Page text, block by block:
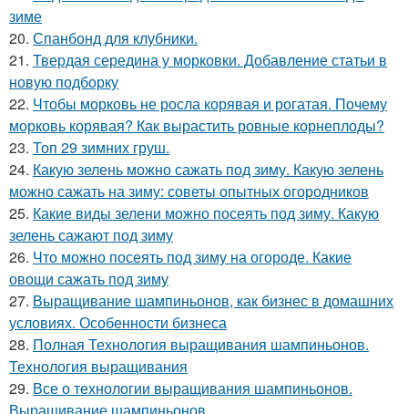
зиме
20. Спанбонд для клубники.
21. Твердая середина у морковки. Добавление статьи в
новую подборку
22. Чтобы морковь не росла корявая и рогатая. Почему
морковь корявая? Как вырастить ровные корнеплоды?
23. Топ 29 зимних груш.
24. Какую зелень можно сажать под зиму. Какую зелень
можно сажать на зиму: советы опытных огородников
25. Какие виды зелени можно посеять под зиму. Какую
зелень сажают под зиму
26. Что можно посеять под зиму на огороде. Какие
овощи сажать под зиму
27. Выращивание шампиньонов, как бизнес в домашних
условиях. Особенности бизнеса
28. Полная Технология выращивания шампиньонов.
Технология выращивания
29. Все о технологии выращивания шампиньонов.